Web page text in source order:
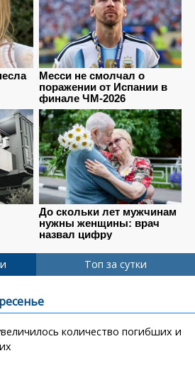
Топ за сутки
количество погибших и